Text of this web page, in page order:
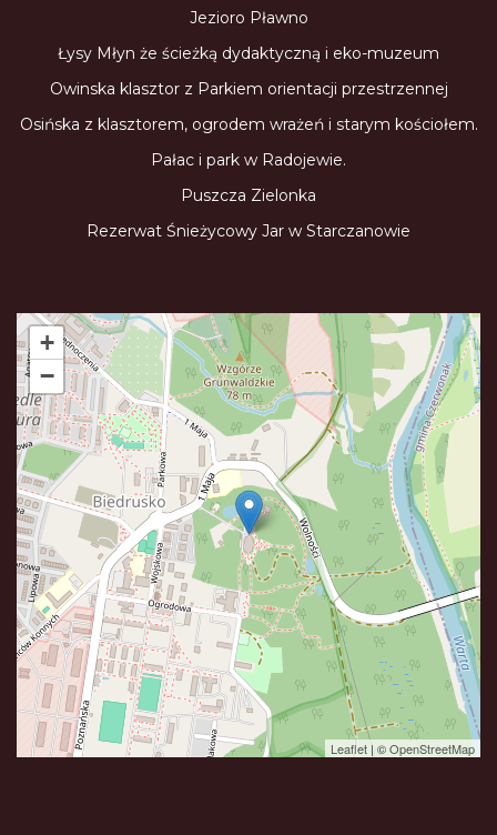
Jezioro Pławno
Łysy Młyn że ścieżką dydaktyczną i eko-muzeum
Owinska klasztor z Parkiem orientacji przestrzennej
Osińska z klasztorem, ogrodem wrażeń i starym kościołem.
Pałac i park w Radojewie.
Puszcza Zielonka
Rezerwat Śnieżycowy Jar w Starczanowie
+
−
Leaflet | ©OpenStreetMap